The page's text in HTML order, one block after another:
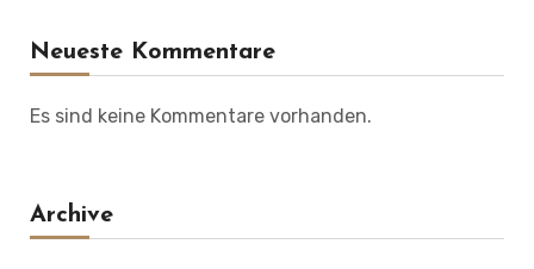
Neueste Kommentare
Es sind keine Kommentare vorhanden.
Archive